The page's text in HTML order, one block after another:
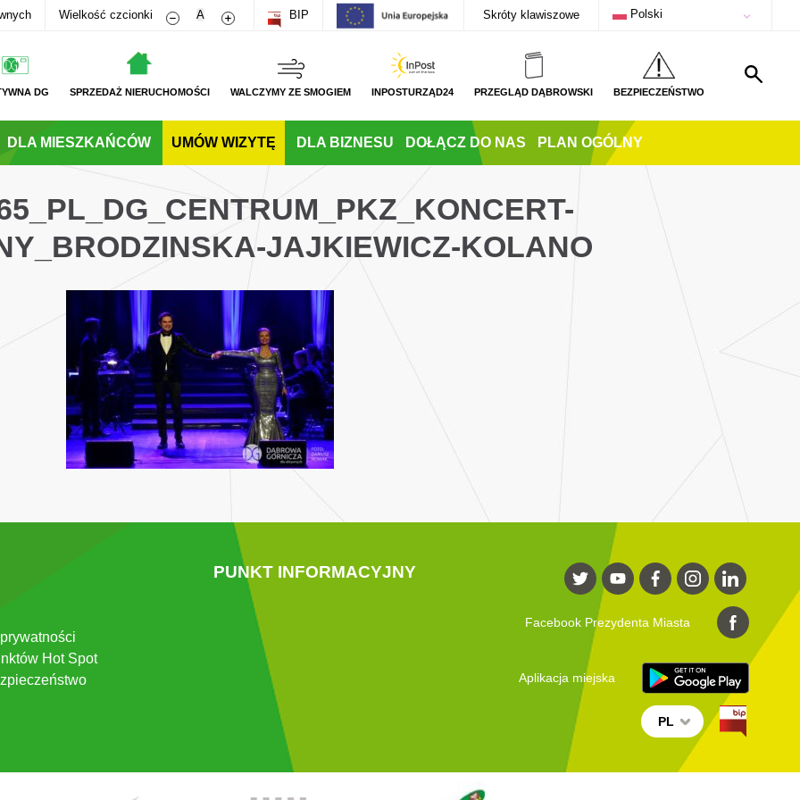
Wielkość czcionki Zmniejsz rozmiar czcionki
A Zwiększ rozmiar czcionki
BIP Skróty klawiszowe Polski
DG SPRZEDAŻ NIERUCHOMOŚCI WALCZYMY ZE SMOGIEM INPOSTURZĄD24 PRZEGLĄD DĄBROWSKI BEZPIECZEŃSTWO
DLA MIESZKAŃCÓW UMÓW WIZYTĘ DLA BIZNESU DOŁĄCZ DO NAS PLAN OGÓLNY
JAJKIEWICZ-KOLANO
Hot Spot
PUNKT INFORMACYJNY
Facebook Prezydenta Miasta
Aplikacja miejska
PL